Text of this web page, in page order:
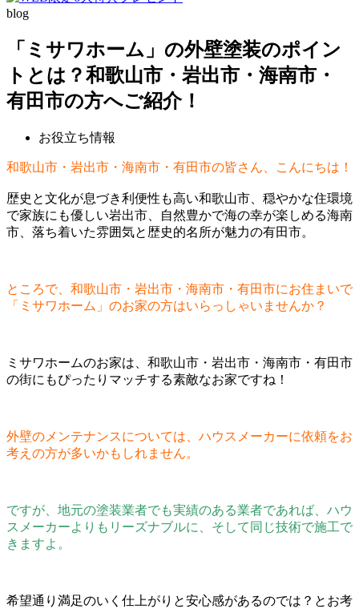
blog
「ミサワホーム」の外壁塗装のポイン
トとは？和歌山市・岩出市・海南市・
有田市の方へご紹介！
お役立ち情報
和歌山市・岩出市・海南市・有田市の皆さん、こんにちは！
歴史と文化が息づき利便性も高い和歌山市、穏やかな住環境
で家族にも優しい岩出市、自然豊かで海の幸が楽しめる海南
市、落ち着いた雰囲気と歴史的名所が魅力の有田市。
ところで、和歌山市・岩出市・海南市・有田市にお住まいで
「ミサワホーム」のお家の方はいらっしゃいませんか？
ミサワホームのお家は、和歌山市・岩出市・海南市・有田市
の街にもぴったりマッチする素敵なお家ですね！
外壁のメンテナンスについては、ハウスメーカーに依頼をお
考えの方が多いかもしれません。
ですが、地元の塗装業者でも実績のある業者であれば、ハウ
スメーカーよりもリーズナブルに、そして同じ技術で施工で
きますよ。
希望通り満足のいく仕上がりと安心感があるのでは？とお考